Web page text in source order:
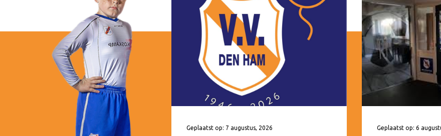
Geplaatst op: 7 augustus, 2026 Geplaatst op: 6